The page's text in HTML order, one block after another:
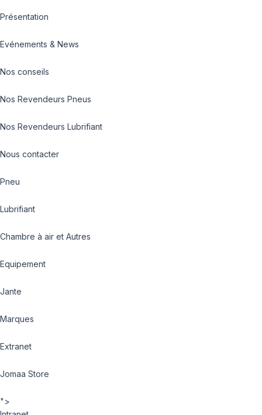
Présentation
Evénements & News
Nos conseils
Nos Revendeurs Pneus
Nos Revendeurs Lubrifiant
Nous contacter
Pneu
Lubrifiant
Chambre à air et Autres
Equipement
Jante
Marques
Extranet
Jomaa Store
">